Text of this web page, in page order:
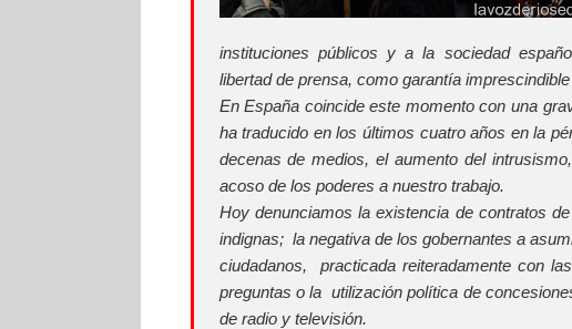
instituciones públicos y a la sociedad
libertad de prensa, como garantía
En España coincide este momento con una
ha traducido en los últimos cuatro años en la
decenas de medios, el aumento del
acoso de los poderes a nuestro trabajo.
Hoy denunciamos la existencia de contratos
indignas; la negativa de los gobernantes a
ciudadanos, practicada reiteradamente con
preguntas o la utilización política de
de radio y televisión.